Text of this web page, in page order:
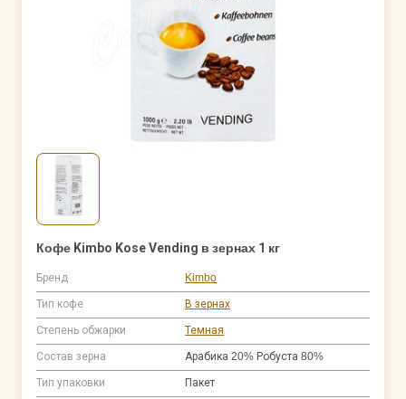
Кофе Kimbo Kose Vending в зернах 1 кг
Бренд Kimbo
Тип кофе В зернах
Степень обжарки Темная
Состав зерна Арабика 20% Робуста 80%
Тип упаковки Пакет